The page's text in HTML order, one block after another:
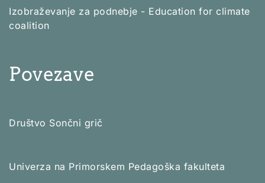
Izobraževanje za podnebje - Education for climate
coalition
Povezave
Društvo Sončni grič
Univerza na Primorskem Pedagoška fakulteta